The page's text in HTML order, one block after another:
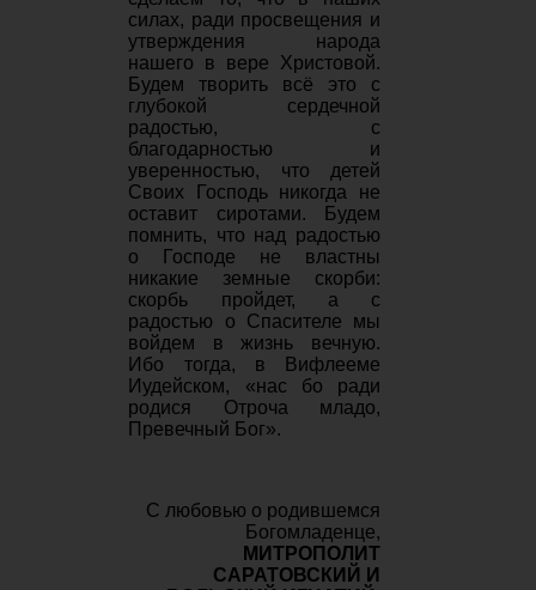
силах, ради просвещения и
утверждения народа
нашего в вере Христовой.
Будем творить всё это с
глубокой сердечной
радостью, с
благодарностью и
уверенностью, что детей
Своих Господь никогда не
оставит сиротами. Будем
помнить, что над радостью
о Господе не властны
никакие земные скорби:
скорбь пройдет, а с
радостью о Спасителе мы
войдем в жизнь вечную.
Ибо тогда, в Вифлееме
Иудейском, «нас бо ради
родися Отроча младо,
Превечный Бог».
С любовью о родившемся
Богомладенце,
МИТРОПОЛИТ
САРАТОВСКИЙ И